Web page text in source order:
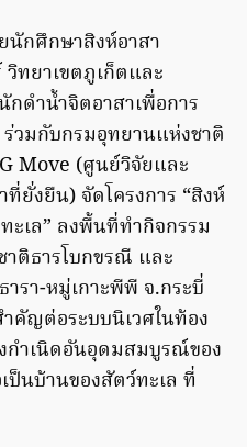
นักศึกษาสิงห์อาสา
ทยาเขตภูเก็ตและ
ดำน้ำจิตอาสาเพื่อการ
วมกับกรมอุทยานแห่งชาติ
Move (ศูนย์วิจัยและ
ยั่งยืน) จัดโครงการ “สิงห์
ะเล” ลงพื้นที่ทำกิจกรรม
ติธารโบกขรณี และ
รา-หมู่เกาะพีพี จ.กระบี่
คัญต่อระบบนิเวศในท้อง
กำเนิดอันอุดมสมบูรณ์ของ
ป็นบ้านของสัตว์ทะเล ที่